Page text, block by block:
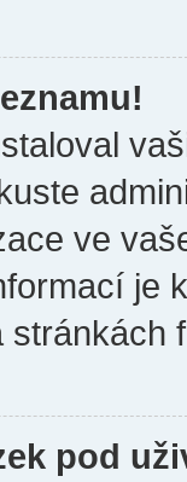
ve
je
stránkách
pod